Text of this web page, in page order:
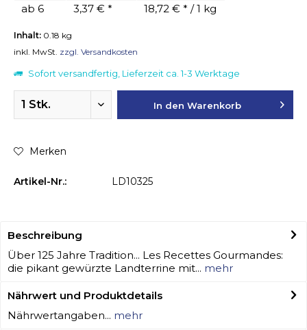
ab 6 3,37 € * 18,72 € * / 1 kg
Inhalt: 0.18 kg
inkl. MwSt. zzgl. Versandkosten
Sofort versandfertig, Lieferzeit ca. 1-3 Werktage
In den Warenkorb
Merken
Artikel-Nr.: LD10325
Beschreibung
Über 125 Jahre Tradition... Les Recettes Gourmandes:
die pikant gewürzte Landterrine mit... mehr
Nährwert und Produktdetails
Nährwertangaben... mehr